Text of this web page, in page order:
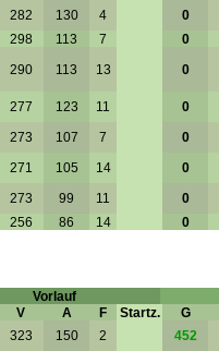
282 130 4 0
298 113 7 0
290 113 13 0
277 123 11 0
273 107 7 0
271 105 14 0
273 99 11 0
256 86 14 0
Vorlauf
V A F Startz. G
323 150 2 452